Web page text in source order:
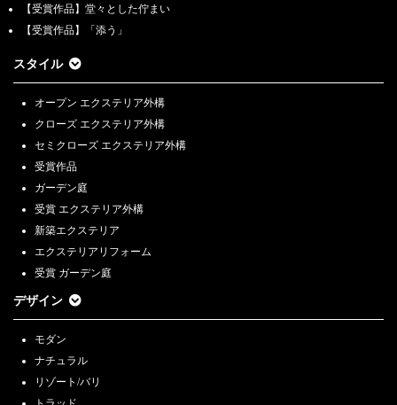
【受賞作品】堂々とした佇まい
【受賞作品】「添う」
スタイル
オープン エクステリア外構
クローズ エクステリア外構
セミクローズ エクステリア外構
受賞作品
ガーデン庭
受賞 エクステリア外構
新築エクステリア
エクステリアリフォーム
受賞 ガーデン庭
デザイン
モダン
ナチュラル
リゾート/バリ